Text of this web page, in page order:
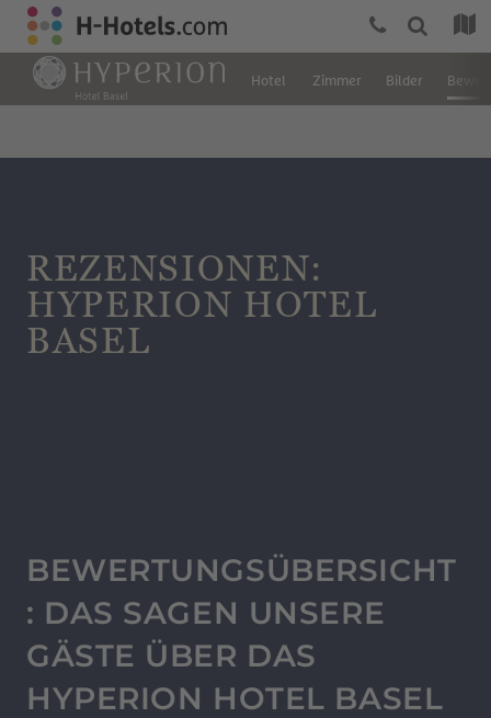
Hotel Zimmer Bilder
REZENSIONEN:
HYPERION HOTEL
BASEL
BEWERTUNGSÜBERSICHT
: DAS SAGEN UNSERE
GÄSTE ÜBER DAS
HYPERION HOTEL BASEL